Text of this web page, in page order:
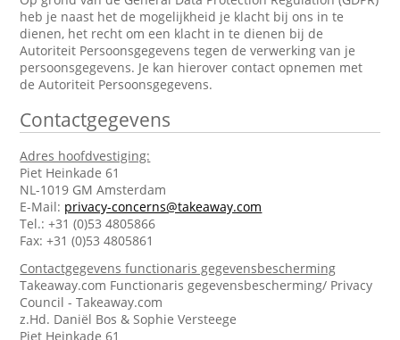
heb je naast het de mogelijkheid je klacht bij ons in te
dienen, het recht om een klacht in te dienen bij de
Autoriteit Persoonsgegevens tegen de verwerking van je
persoonsgegevens. Je kan hierover contact opnemen met
de Autoriteit Persoonsgegevens.
Contactgegevens
Adres hoofdvestiging:
Piet Heinkade 61
NL-1019 GM Amsterdam
E-Mail: privacy-concerns@takeaway.com
Tel.: +31 (0)53 4805866
Fax: +31 (0)53 4805861
Contactgegevens functionaris gegevensbescherming
Takeaway.com Functionaris gegevensbescherming/ Privacy
Council - Takeaway.com
z.Hd. Daniël Bos & Sophie Versteege
Piet Heinkade 61